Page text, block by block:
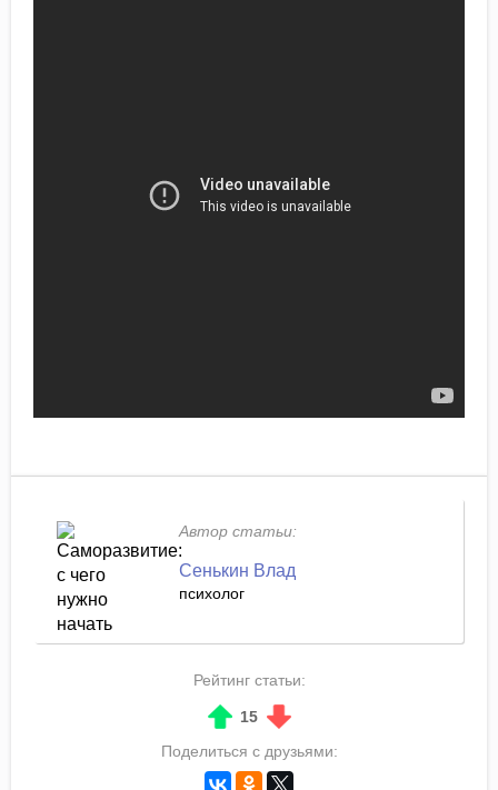
Автор статьи:
Сенькин Влад
психолог
Рейтинг статьи:
15
Поделиться с друзьями: